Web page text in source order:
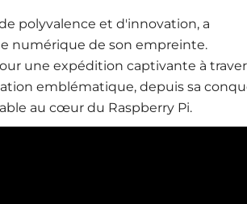
polyvalence et d'innovation, a
numérique de son empreinte.
une expédition captivante à
emblématique, depuis sa
au cœur du Raspberry Pi.